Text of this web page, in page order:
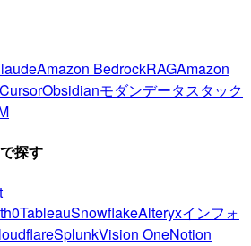
Amazon BedrockRAGAmazon
CursorObsidianモダンデータスタック
探す
TableauSnowflakeAlteryxインフォ
SplunkVision OneNotion